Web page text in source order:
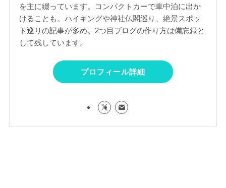
を主に綴っています。コンパクトカーで車中泊に出か
けることも。ハイキングや神社仏閣巡り、絶景スポッ
ト巡りの記事が多め。2つ目ブログの作り方は備忘録と
して残しています。
プロフィール詳細